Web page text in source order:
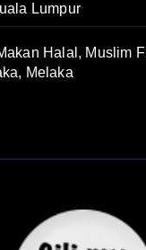
Lumpur
Halal, Muslim
Melaka